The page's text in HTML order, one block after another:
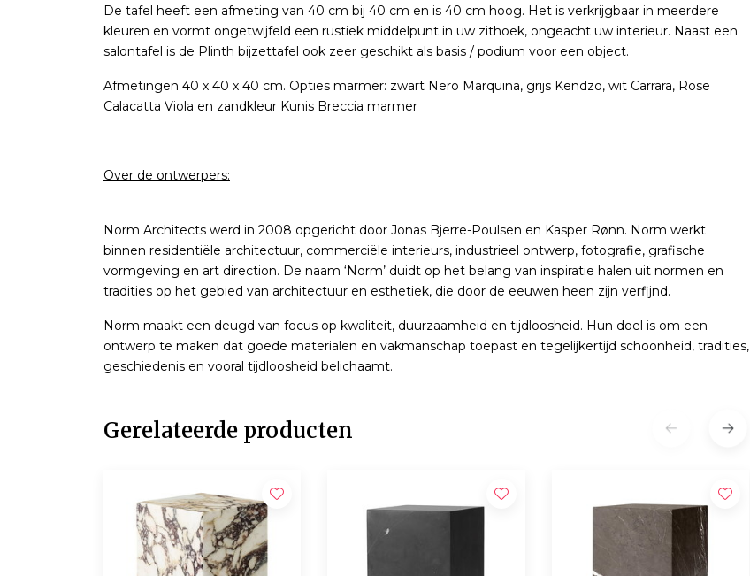
De tafel heeft een afmeting van 40 cm bij 40 cm en is 40 cm hoog. Het is verkrijgbaar in meerdere
kleuren en vormt ongetwijfeld een rustiek middelpunt in uw zithoek, ongeacht uw interieur. Naast een
salontafel is de Plinth bijzettafel ook zeer geschikt als basis / podium voor een object.
Afmetingen 40 x 40 x 40 cm. Opties marmer: zwart Nero Marquina, grijs Kendzo, wit Carrara, Rose
Calacatta Viola en zandkleur Kunis Breccia marmer
Over de ontwerpers:
Norm Architects werd in 2008 opgericht door Jonas Bjerre-Poulsen en Kasper Rønn. Norm werkt
binnen residentiële architectuur, commerciële interieurs, industrieel ontwerp, fotografie, grafische
vormgeving en art direction. De naam ‘Norm’ duidt op het belang van inspiratie halen uit normen en
tradities op het gebied van architectuur en esthetiek, die door de eeuwen heen zijn verfijnd.
Norm maakt een deugd van focus op kwaliteit, duurzaamheid en tijdloosheid. Hun doel is om een
ontwerp te maken dat goede materialen en vakmanschap toepast en tegelijkertijd schoonheid, tradities,
geschiedenis en vooral tijdloosheid belichaamt.
Gerelateerde producten